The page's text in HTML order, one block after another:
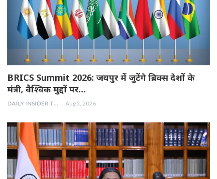
BRICS Summit 2026: जयपुर में जुटेंगे ब्रिक्स देशों के
मंत्री, वैश्विक मुद्दों पर…
DAILY INSIDER TEAM Aug 5, 2026